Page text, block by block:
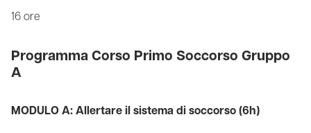
16 ore
Programma Corso Primo Soccorso Gruppo
A
MODULO A: Allertare il sistema di soccorso (6h)